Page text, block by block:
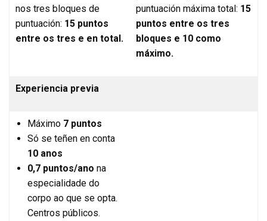
nos tres bloques de
puntuación: 15 puntos
entre os tres e en total.
puntuación máxima total: 15
puntos entre os tres
bloques e 10 como
máximo.
Experiencia previa
Máximo 7 puntos
Só se teñen en conta
10 anos
0,7 puntos/ano na
especialidade do
corpo ao que se opta.
Centros públicos.